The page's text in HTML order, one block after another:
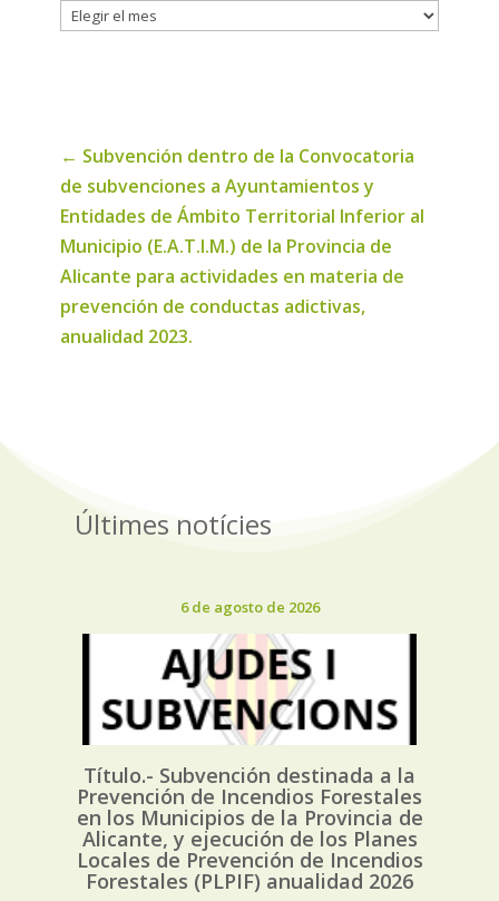
Histórico
← Subvención dentro de la Convocatoria
de subvenciones a Ayuntamientos y
Entidades de Ámbito Territorial Inferior al
Municipio (E.A.T.I.M.) de la Provincia de
Alicante para actividades en materia de
prevención de conductas adictivas,
anualidad 2023.
Últimes notícies
6 de agosto de 2026
Título.- Subvención destinada a la
Prevención de Incendios Forestales
en los Municipios de la Provincia de
Alicante, y ejecución de los Planes
Locales de Prevención de Incendios
Forestales (PLPIF) anualidad 2026